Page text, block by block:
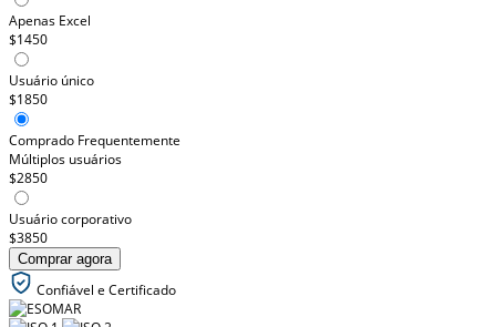
Apenas Excel
$1450
Usuário único
$1850
Comprado Frequentemente
Múltiplos usuários
$2850
Usuário corporativo
$3850
Comprar agora
Confiável e Certificado